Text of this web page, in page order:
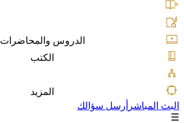
الدروس والمحاضرات
الكتب
المزيد
البث المباشر أرسل سؤالك
☰